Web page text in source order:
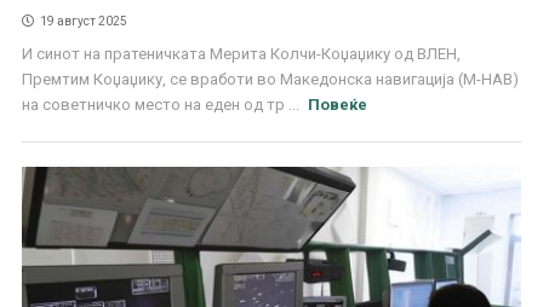
19 август 2025
И синот на пратеничката Мерита Колчи-Коџаџику од ВЛЕН,
Премтим Коџаџику, се вработи во Македонска навигација (М-НАВ)
на советничко место на еден од тр ...
Повеќе